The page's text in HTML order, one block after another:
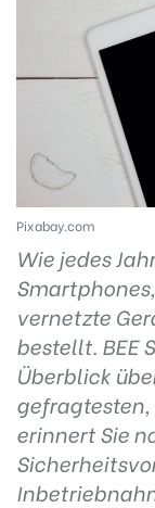
Pixabay.com
Wie jedes
vernetzte
bestellt. BEE
Überblick
erinnert Sie